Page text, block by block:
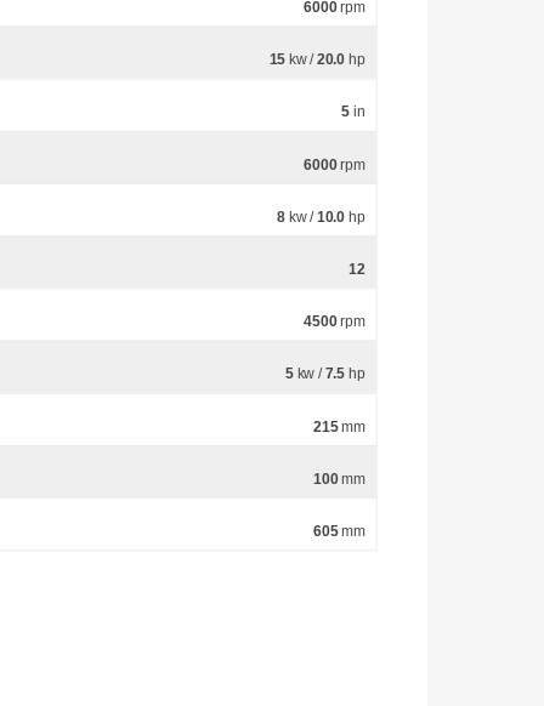
6000rpm
15 kw /20.0 hp
5in
6000rpm
8 kw /10.0 hp
12
4500rpm
5kw /7.5 hp
215mm
100mm
605mm